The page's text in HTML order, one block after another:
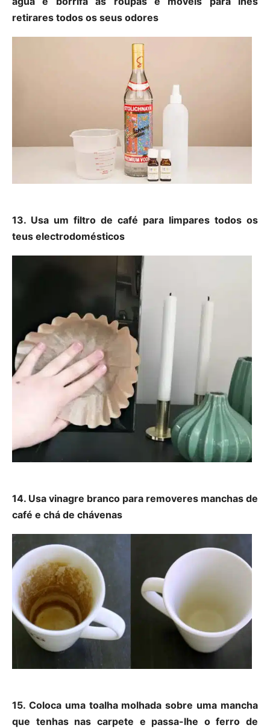
retirares todos os seus odores
13. Usa um filtro de café para limpares todos os
teus electrodomésticos
14. Usa vinagre branco para removeres manchas de
café e chá de chávenas
15. Coloca uma toalha molhada sobre uma mancha
que tenhas nas carpete e passa-lhe o ferro de